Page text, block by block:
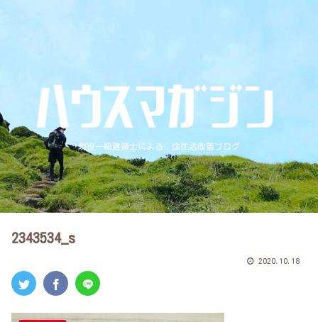
現役一級建築士による 住生活改善ブログ
2343534_s
2020.10.18